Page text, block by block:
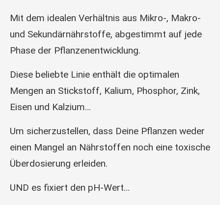
Mit dem idealen Verhältnis aus Mikro-, Makro-
und Sekundärnährstoffe, abgestimmt auf jede
Phase der Pflanzenentwicklung.
Diese beliebte Linie enthält die optimalen
Mengen an Stickstoff, Kalium, Phosphor, Zink,
Eisen und Kalzium…
Um sicherzustellen, dass Deine Pflanzen weder
einen Mangel an Nährstoffen noch eine toxische
Überdosierung erleiden.
UND es fixiert den pH-Wert…